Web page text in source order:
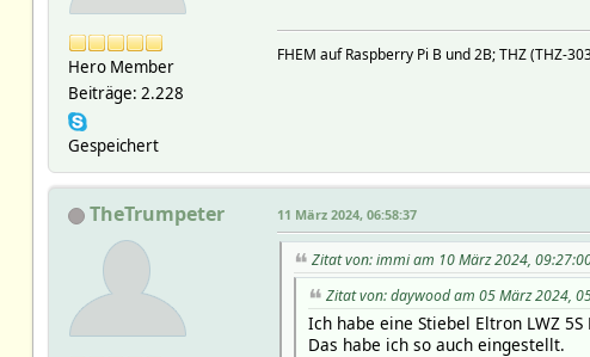
Hero Member
Beiträge: 2.228
Gespeichert
FHEM auf Raspberry Pi B und 2B; THZ (THZ-
TheTrumpeter 11 März 2024, 06:58:37
Zitat von: immi am 10 März 2024,
Zitat von: daywood am 05 März 2024,
Ich habe eine Stiebel Eltron LWZ
Das habe ich so auch eingestellt.